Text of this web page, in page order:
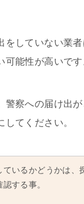
をしていない業
可能性が高いです
警察への届け出
してください。
ているかどうかは、
する事。